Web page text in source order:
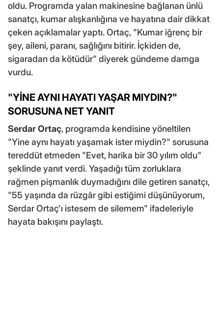
oldu. Programda yalan makinesine bağlanan ünlü
sanatçı, kumar alışkanlığına ve hayatına dair dikkat
çeken açıklamalar yaptı. Ortaç, "Kumar iğrenç bir
şey, aileni, paranı, sağlığını bitirir. İçkiden de,
sigaradan da kötüdür" diyerek gündeme damga
vurdu.
"YİNE AYNI HAYATI YAŞAR MIYDIN?"
SORUSUNA NET YANIT
Serdar Ortaç, programda kendisine yöneltilen
"Yine aynı hayatı yaşamak ister miydin?" sorusuna
tereddüt etmeden "Evet, harika bir 30 yılım oldu"
şeklinde yanıt verdi. Yaşadığı tüm zorluklara
rağmen pişmanlık duymadığını dile getiren sanatçı,
"55 yaşında da rüzgâr gibi estiğimi düşünüyorum,
Serdar Ortaç'ı istesem de silemem" ifadeleriyle
hayata bakışını paylaştı.